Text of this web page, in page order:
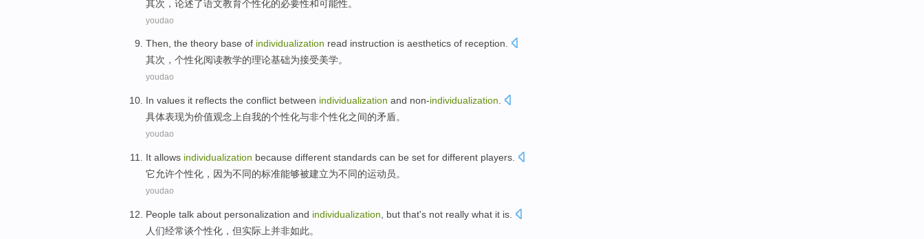
其次 ，论述了语文教育个性化的必要性和可能性。
youdao
Then, the theory base of individualization read instruction is aesthetics of reception.
其次 ， 个性化阅读教学的理论基础为接受美学。
youdao
In values it reflects the conflict between individualization and non-individualization
具体表现为价值观念上自我的个性化与非个性化之间的矛盾。
youdao
It allows individualization because different standards can be set for different players
它允许个性化， 因为不同的标准能够被建立为不同的运动员。
youdao
People talk about personalization and individualization but that's not really what it is.
人们经常谈个性化 ， 但实际上并非如此。